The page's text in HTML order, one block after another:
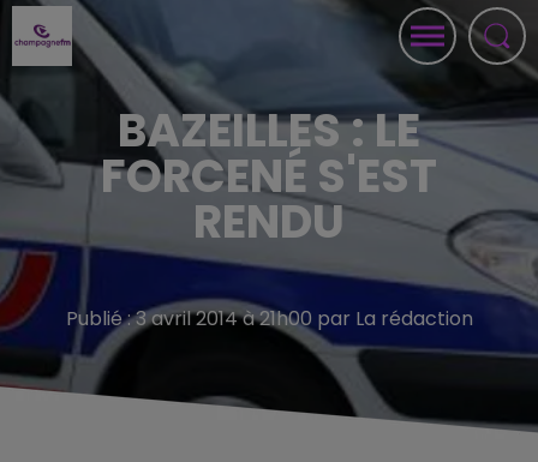
BAZEILLES : LE
FORCENÉ S'EST
RENDU
Publié : 3 avril 2014 à 21h00 par La rédaction